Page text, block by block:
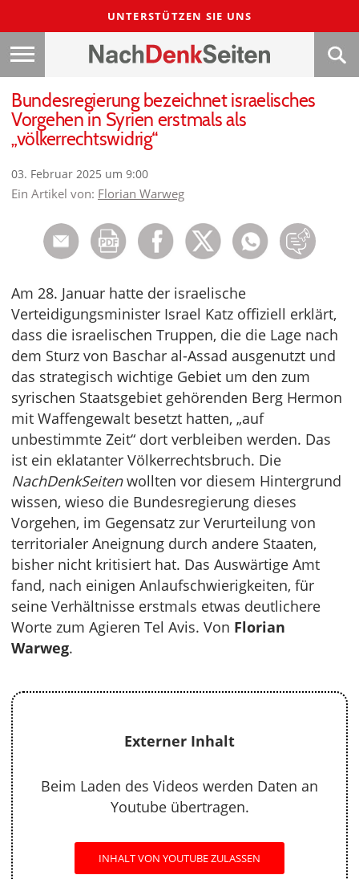
UNTERSTÜTZEN SIE UNS
Bundesregierung bezeichnet israelisches
Vorgehen in Syrien erstmals als
„völkerrechtswidrig“
03. Februar 2025 um 9:00
Ein Artikel von: Florian Warweg
Am 28. Januar hatte der israelische
Verteidigungsminister Israel Katz offiziell erklärt,
dass die israelischen Truppen, die die Lage nach
dem Sturz von Baschar al-Assad ausgenutzt und
das strategisch wichtige Gebiet um den zum
syrischen Staatsgebiet gehörenden Berg Hermon
mit Waffengewalt besetzt hatten, „auf
unbestimmte Zeit“ dort verbleiben werden. Das
ist ein eklatanter Völkerrechtsbruch. Die
NachDenkSeitenwollten vor diesem Hintergrund
wissen, wieso die Bundesregierung dieses
Vorgehen, im Gegensatz zur Verurteilung von
territorialer Aneignung durch andere Staaten,
bisher nicht kritisiert hat. Das Auswärtige Amt
fand, nach einigen Anlaufschwierigkeiten, für
seine Verhältnisse erstmals etwas deutlichere
Worte zum Agieren Tel Avis. Von Florian
Warweg.
Externer Inhalt
Beim Laden des Videos werden Daten an
Youtube übertragen.
INHALT VON YOUTUBE ZULASSEN